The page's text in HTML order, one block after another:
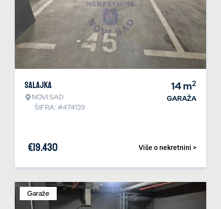
Salajka
NOVI SAD
ŠIFRA: #474139
14m2
GARAŽA
Više o nekretnini >
€19.430
Garaže